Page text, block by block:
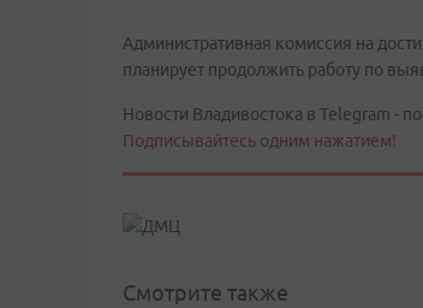
Административная комиссия на
планирует продолжить работу по
Новости Владивостока в Telegram -
Подписывайтесь одним нажатием!
Смотрите также